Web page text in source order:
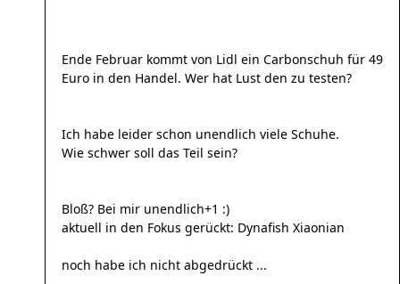
Ende Februar kommt von Lidl ein Carbonschuh für 49
Euro in den Handel. Wer hat Lust den zu testen?
Ich habe leider schon unendlich viele Schuhe.
Wie schwer soll das Teil sein?
Bloß? Bei mir unendlich+1 :)
aktuell in den Fokus gerückt: Dynafish Xiaonian
noch habe ich nicht abgedrückt ...